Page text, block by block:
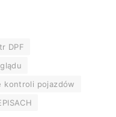
DPF
kontroli pojazdów